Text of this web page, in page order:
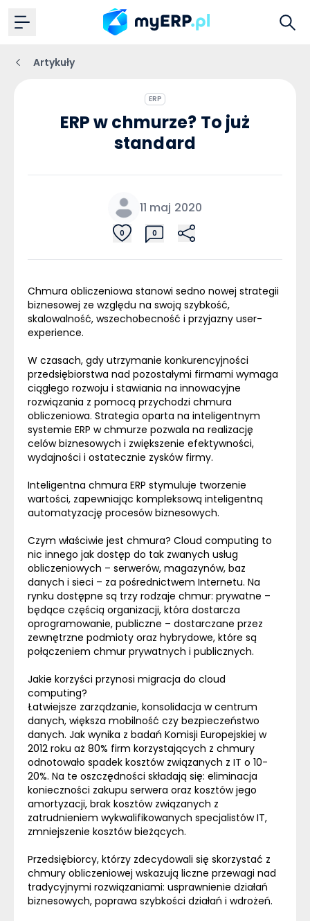
Artykuły
ERP
ERP w chmurze? To już
standard
11 maj 2020
0 0
Chmura obliczeniowa stanowi sedno nowej strategii
biznesowej ze względu na swoją szybkość,
skalowalność, wszechobecność i przyjazny user-
experience.
W czasach, gdy utrzymanie konkurencyjności
przedsiębiorstwa nad pozostałymi firmami wymaga
ciągłego rozwoju i stawiania na innowacyjne
rozwiązania z pomocą przychodzi chmura
obliczeniowa. Strategia oparta na inteligentnym
systemie ERP w chmurze pozwala na realizację
celów biznesowych i zwiększenie efektywności,
wydajności i ostatecznie zysków firmy.
Inteligentna chmura ERP stymuluje tworzenie
wartości, zapewniając kompleksową inteligentną
automatyzację procesów biznesowych.
Czym właściwie jest chmura? Cloud computing to
nic innego jak dostęp do tak zwanych usług
obliczeniowych – serwerów, magazynów, baz
danych i sieci – za pośrednictwem Internetu. Na
rynku dostępne są trzy rodzaje chmur: prywatne –
będące częścią organizacji, która dostarcza
oprogramowanie, publiczne – dostarczane przez
zewnętrzne podmioty oraz hybrydowe, które są
połączeniem chmur prywatnych i publicznych.
Jakie korzyści przynosi migracja do cloud
computing?
Łatwiejsze zarządzanie, konsolidacja w centrum
danych, większa mobilność czy bezpieczeństwo
danych. Jak wynika z badań Komisji Europejskiej w
2012 roku aż 80% firm korzystających z chmury
odnotowało spadek kosztów związanych z IT o 10-
20%. Na te oszczędności składają się: eliminacja
konieczności zakupu serwera oraz kosztów jego
amortyzacji, brak kosztów związanych z
zatrudnieniem wykwalifikowanych specjalistów IT,
zmniejszenie kosztów bieżących.
Przedsiębiorcy, którzy zdecydowali się skorzystać z
chmury obliczeniowej wskazują liczne przewagi nad
tradycyjnymi rozwiązaniami: usprawnienie działań
biznesowych, poprawa szybkości działań i wdrożeń.